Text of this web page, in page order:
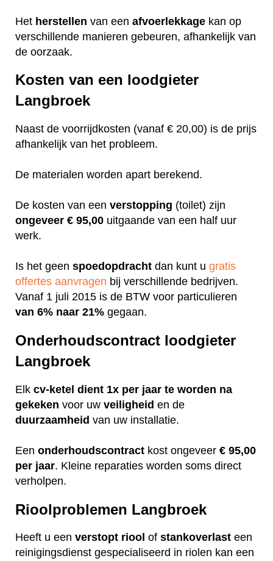
Het herstellen van een afvoerlekkage kan op
verschillende manieren gebeuren, afhankelijk van
de oorzaak.
Kosten van een loodgieter
Langbroek
Naast de voorrijdkosten (vanaf € 20,00) is de prijs
afhankelijk van het probleem.
De materialen worden apart berekend.
De kosten van een verstopping (toilet) zijn
ongeveer € 95,00 uitgaande van een half uur
werk.
Is het geen spoedopdracht dan kunt u gratis
offertes aanvragen bij verschillende bedrijven.
Vanaf 1 juli 2015 is de BTW voor particulieren
van 6% naar 21% gegaan.
Onderhoudscontract loodgieter
Langbroek
Elk cv-ketel dient 1x per jaar te worden na
gekeken voor uw veiligheid en de
duurzaamheid van uw installatie.
Een onderhoudscontract kost ongeveer € 95,00
per jaar. Kleine reparaties worden soms direct
verholpen.
Rioolproblemen Langbroek
Heeft u een verstopt riool of stankoverlast een
reinigingsdienst gespecialiseerd in riolen kan een